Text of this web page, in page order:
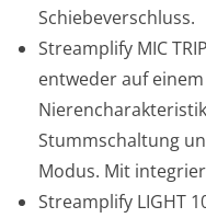
Schiebeverschluss.
Streamplify MIC
entweder auf
Stummschaltung
Modus. Mit
Streamplify LIGHT